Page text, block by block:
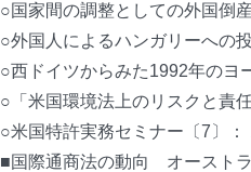
○国家間の調整としての外国
○外国人によるハンガリーへ
○西ドイツからみた1992年の
○「米国環境法上のリスクと責
○米国特許実務セミナー〔7〕
■国際通商法の動向 オースト